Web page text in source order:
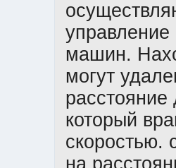
управление
машин.
могут
который
скоростью.
на